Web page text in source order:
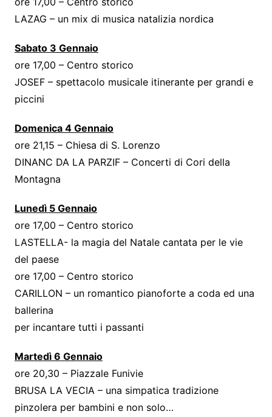
LAZAG – un mix di musica natalizia nordica
Sabato 3 Gennaio
ore 17,00 – Centro storico
JOSEF – spettacolo musicale itinerante per grandi e
piccini
Domenica 4 Gennaio
ore 21,15 – Chiesa di S. Lorenzo
DINANC DA LA PARZIF – Concerti di Cori della
Montagna
Lunedì 5 Gennaio
ore 17,00 – Centro storico
LASTELLA- la magia del Natale cantata per le vie
del paese
ore 17,00 – Centro storico
CARILLON – un romantico pianoforte a coda ed una
ballerina
per incantare tutti i passanti
Martedì 6 Gennaio
ore 20,30 – Piazzale Funivie
BRUSA LA VECIA – una simpatica tradizione
pinzolera per bambini e non solo…